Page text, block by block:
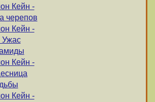
Кейн -
черепов
Кейн -
Ужас
Кейн -
Кейн -